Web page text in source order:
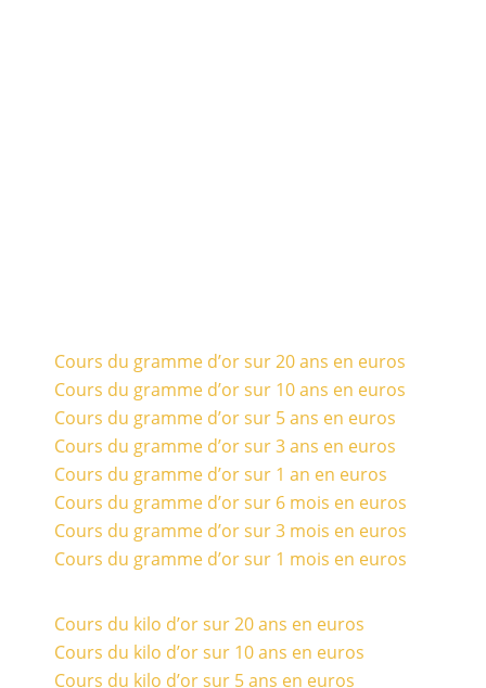
Cours du gramme d’or sur 20 ans en euros
Cours du gramme d’or sur 10 ans en euros
Cours du gramme d’or sur 5 ans en euros
Cours du gramme d’or sur 3 ans en euros
Cours du gramme d’or sur 1 an en euros
Cours du gramme d’or sur 6 mois en euros
Cours du gramme d’or sur 3 mois en euros
Cours du gramme d’or sur 1 mois en euros
Cours du kilo d’or sur 20 ans en euros
Cours du kilo d’or sur 10 ans en euros
Cours du kilo d’or sur 5 ans en euros